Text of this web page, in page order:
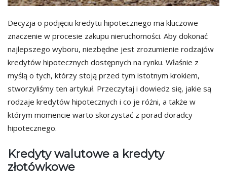
Decyzja o podjęciu kredytu hipotecznego ma kluczowe
znaczenie w procesie zakupu nieruchomości. Aby dokonać
najlepszego wyboru, niezbędne jest zrozumienie rodzajów
kredytów hipotecznych dostępnych na rynku. Właśnie z
myślą o tych, którzy stoją przed tym istotnym krokiem,
stworzyliśmy ten artykuł. Przeczytaj i dowiedz się, jakie są
rodzaje kredytów hipotecznych i co je różni, a także w
którym momencie warto skorzystać z porad doradcy
hipotecznego.
Kredyty walutowe a kredyty
złotówkowe